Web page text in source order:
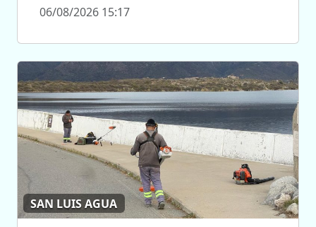
06/08/2026 15:17
SAN LUIS AGUA